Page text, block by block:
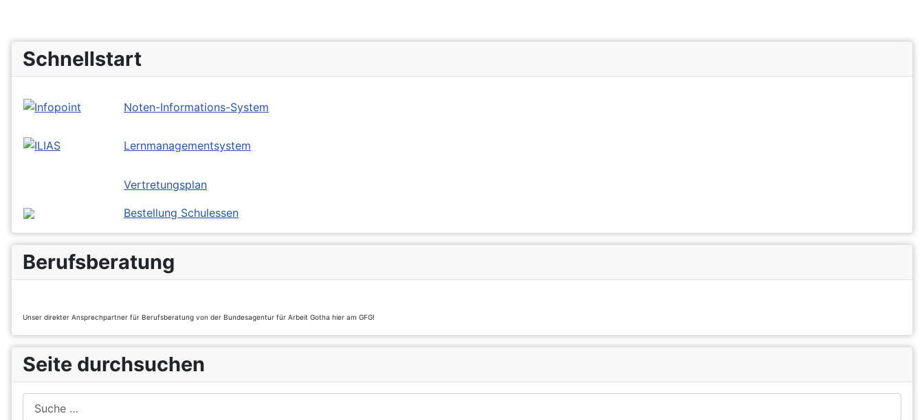
Schnellstart
Noten-Informations-System
Lernmanagementsystem
Vertretungsplan
Bestellung Schulessen
Berufsberatung
Unser direkter Ansprechpartner für Berufsberatung von der Bundesagentur für Arbeit Gotha hier am GFG!
Seite durchsuchen